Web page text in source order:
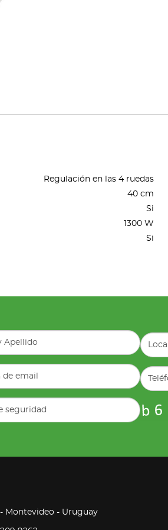
Regulación en las 4 ruedas
40 cm
Si
1300 W
Si
- Montevideo - Uruguay